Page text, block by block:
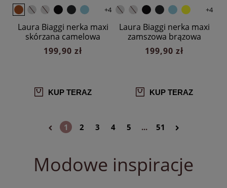
+4
Laura Biaggi nerka maxi
skórzana camelowa
199,90 zł
KUP TERAZ
+4
Laura Biaggi nerka maxi
zamszowa brązowa
design
199,90 zł
KUP TERAZ
1 2 3 4 5 ... 51
Modowe inspiracje